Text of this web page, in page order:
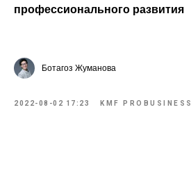
профессионального развития
Ботагоз Жуманова
2022-08-02 17:23 KMF PROBUSINESS
ОСТАВЬТЕ ЗАЯВКУ
Забронируйте место на ближайшее